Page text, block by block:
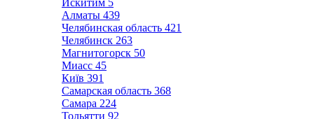
Искитим 5
Алматы 439
Челябинская область 421
Челябинск 263
Магнитогорск 50
Миасс 45
Київ 391
Самарская область 368
Самара 224
Тольятти 92